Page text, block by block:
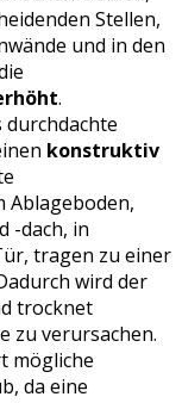
Stellen,
und in den
.
durchdachte
konstruktiv
-dach, in
tragen zu einer
wird der
trocknet
zu verursachen.
mögliche
da eine